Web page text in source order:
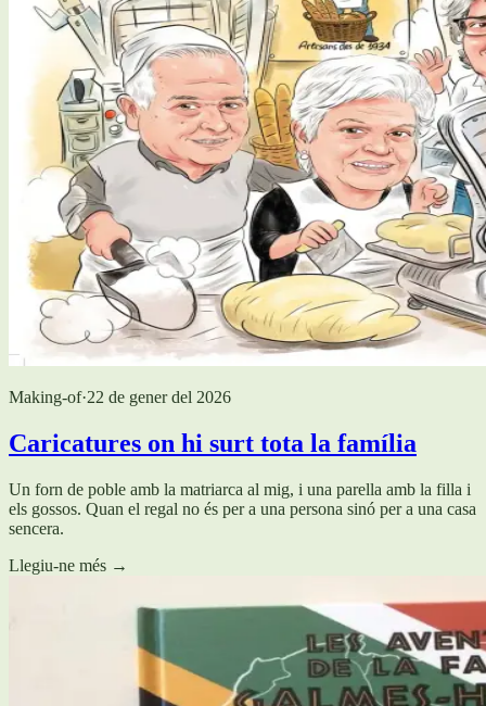
Making-of·22 de gener del 2026
Caricatures on hi surt tota la família
Un forn de poble amb la matriarca al mig, i una parella amb la filla i
els gossos. Quan el regal no és per a una persona sinó per a una casa
sencera.
Llegiu-ne més →